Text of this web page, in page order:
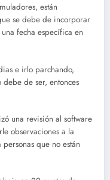
están
se debe de incorporar
fecha específica en
e irlo parchando,
de ser, entonces
una revisión al software
observaciones a la
que no están